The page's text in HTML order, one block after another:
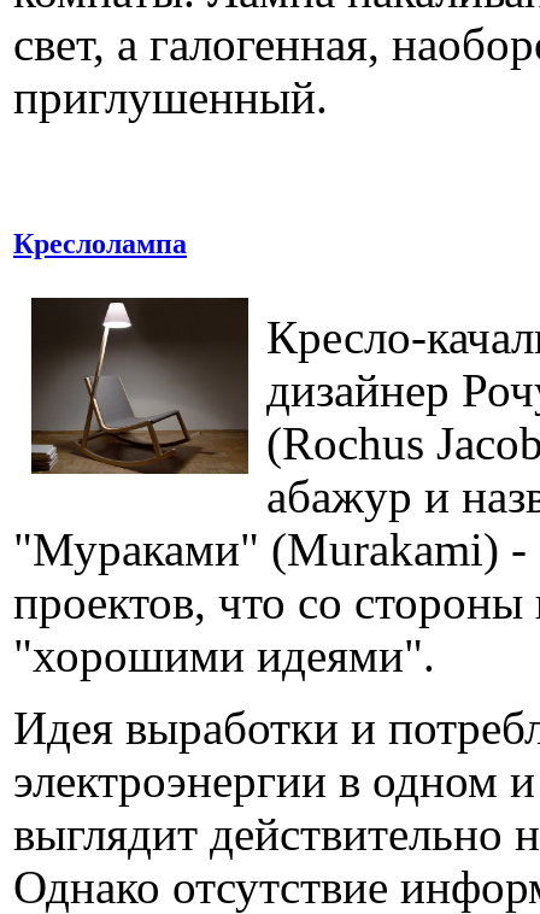
свет, а галогенная,
приглушенный.
Креслолампа
Кресло-
дизайнер
(Rochus
абажур и
"Мураками" (Murakami) -
проектов, что со стороны
"хорошими идеями".
Идея выработки и
электроэнергии в одном
выглядит действительно
Однако отсутствие